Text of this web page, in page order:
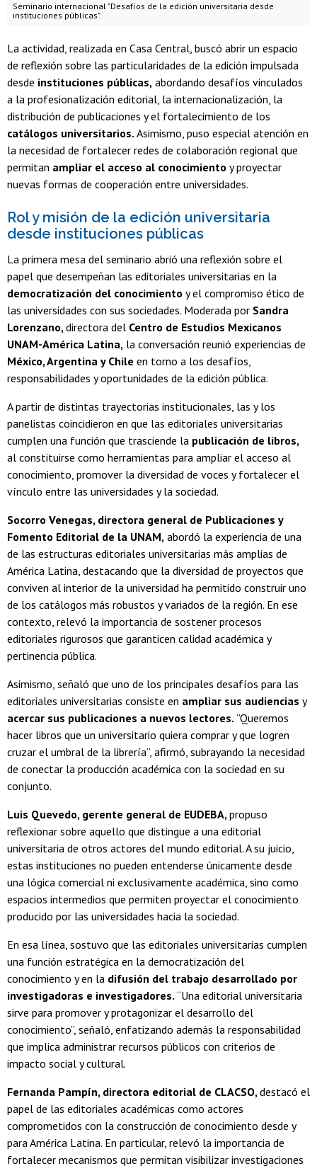
Seminario internacional "Desafíos de la edición universitaria desde
instituciones públicas".
La actividad, realizada en Casa Central, buscó abrir un espacio
de reflexión sobre las particularidades de la edición impulsada
desde instituciones públicas, abordando desafíos vinculados
a la profesionalización editorial, la internacionalización, la
distribución de publicaciones y el fortalecimiento de los
catálogos universitarios. Asimismo, puso especial atención en
la necesidad de fortalecer redes de colaboración regional que
permitan ampliar el acceso al conocimiento y proyectar
nuevas formas de cooperación entre universidades.
Rol y misión de la edición universitaria
desde instituciones públicas
La primera mesa del seminario abrió una reflexión sobre el
papel que desempeñan las editoriales universitarias en la
democratización del conocimiento y el compromiso ético de
las universidades con sus sociedades. Moderada por Sandra
Lorenzano, directora del Centro de Estudios Mexicanos
UNAM-América Latina, la conversación reunió experiencias de
México, Argentina y Chile en torno a los desafíos,
responsabilidades y oportunidades de la edición pública.
A partir de distintas trayectorias institucionales, las y los
panelistas coincidieron en que las editoriales universitarias
cumplen una función que trasciende la publicación de libros,
al constituirse como herramientas para ampliar el acceso al
conocimiento, promover la diversidad de voces y fortalecer el
vínculo entre las universidades y la sociedad.
Socorro Venegas, directora general de Publicaciones y
Fomento Editorial de la UNAM, abordó la experiencia de una
de las estructuras editoriales universitarias más amplias de
América Latina, destacando que la diversidad de proyectos que
conviven al interior de la universidad ha permitido construir uno
de los catálogos más robustos y variados de la región. En ese
contexto, relevó la importancia de sostener procesos
editoriales rigurosos que garanticen calidad académica y
pertinencia pública.
Asimismo, señaló que uno de los principales desafíos para las
editoriales universitarias consiste en ampliar sus audiencias y
acercar sus publicaciones a nuevos lectores. “Queremos
hacer libros que un universitario quiera comprar y que logren
cruzar el umbral de la librería”, afirmó, subrayando la necesidad
de conectar la producción académica con la sociedad en su
conjunto.
Luis Quevedo, gerente general de EUDEBA, propuso
reflexionar sobre aquello que distingue a una editorial
universitaria de otros actores del mundo editorial. A su juicio,
estas instituciones no pueden entenderse únicamente desde
una lógica comercial ni exclusivamente académica, sino como
espacios intermedios que permiten proyectar el conocimiento
producido por las universidades hacia la sociedad.
En esa línea, sostuvo que las editoriales universitarias cumplen
una función estratégica en la democratización del
conocimiento y en la difusión del trabajo desarrollado por
investigadoras e investigadores. “Una editorial universitaria
sirve para promover y protagonizar el desarrollo del
conocimiento”, señaló, enfatizando además la responsabilidad
que implica administrar recursos públicos con criterios de
impacto social y cultural.
Fernanda Pampín, directora editorial de CLACSO, destacó el
papel de las editoriales académicas como actores
comprometidos con la construcción de conocimiento desde y
para América Latina. En particular, relevó la importancia de
fortalecer mecanismos que permitan visibilizar investigaciones